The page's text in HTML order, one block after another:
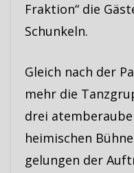
Fraktion“ die
Schunkeln.
Gleich nach der
mehr die
drei
heimischen
gelungen der